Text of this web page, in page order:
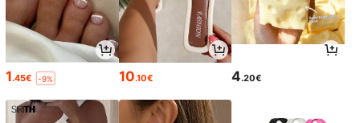
1.45€ -9% 10.10€ 4.20€